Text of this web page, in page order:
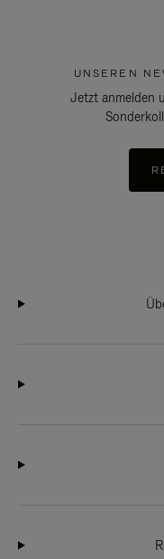
UNSEREN
Jetzt anmelden